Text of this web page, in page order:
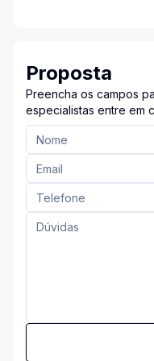
Proposta
Preencha os campos
especialistas entre em